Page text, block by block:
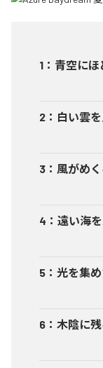
1 ： 青空にほ
2 ： 白い雲
3 ： 風がめ
4 ： 遠い海
5 ： 光を集
6 ： 木陰に